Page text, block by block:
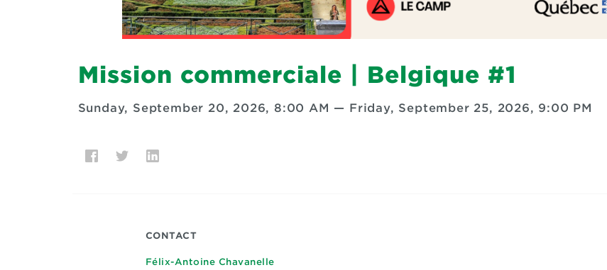
Mission commerciale | Belgique #1
Sunday, September 20, 2026, 8:00 AM — Friday, September 25, 2026, 9:00 PM
CONTACT
Félix-Antoine Chavanelle